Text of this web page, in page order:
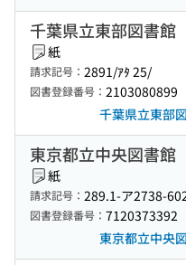
千葉県立東部図書館
紙
請求記号： 2891/ｱﾀ 25/
図書登録番号： 2103080899
千葉県立東部
東京都立中央図書館
紙
請求記号： 289.1-ア2738-
図書登録番号： 7120373392
東京都立中央